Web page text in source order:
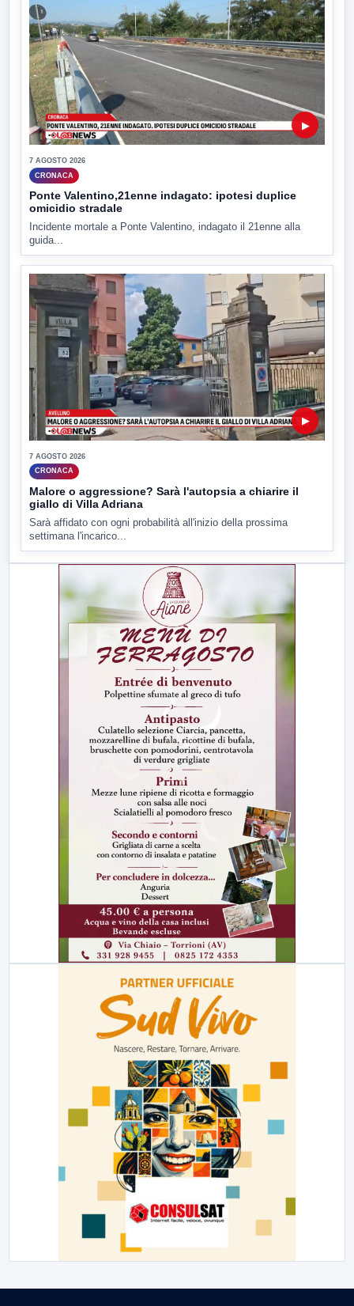
▶
7 AGOSTO 2026
CRONACA
Ponte Valentino,21enne indagato: ipotesi duplice
omicidio stradale
Incidente mortale a Ponte Valentino, indagato il 21enne alla
guida...
▶
7 AGOSTO 2026
CRONACA
Malore o aggressione? Sarà l'autopsia a chiarire il
giallo di Villa Adriana
Sarà affidato con ogni probabilità all'inizio della prossima
settimana l'incarico...